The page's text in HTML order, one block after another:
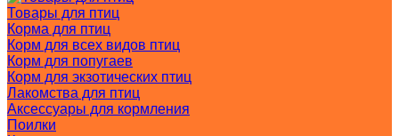
Товары для птиц
Корма для птиц
Корм для всех видов птиц
Корм для попугаев
Корм для экзотических птиц
Лакомства для птиц
Аксессуары для кормления
Поилки